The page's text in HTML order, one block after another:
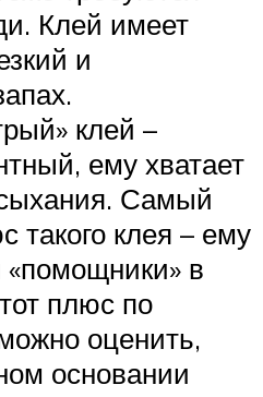
Клей имеет
и
клей –
ему хватает
Самый
такого клея – ему
«помощники» в
плюс по
оценить,
основании